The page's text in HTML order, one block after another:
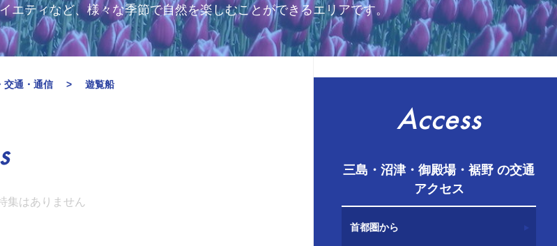
エティなど、様々な季節で自然を楽しむことができるエリアです。
交通・通信 遊覧船
集はありません
Access
三島・沼津・御殿場・裾野 の交通
アクセス
首都圏から